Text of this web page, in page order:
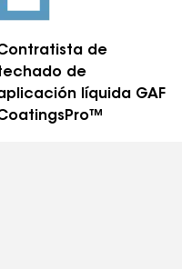
de
de
líquida GAF